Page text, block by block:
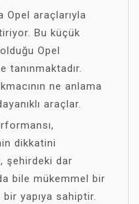
araçlarıyla
Bu küçük
Opel
ne anlama
araçlar.
dikkatini
şehirdeki dar
bile mükemmel bir
yapıya sahiptir.